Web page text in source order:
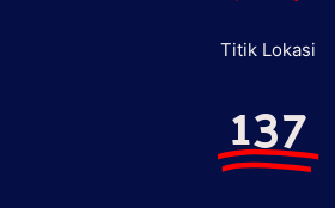
Titik Lokasi
137